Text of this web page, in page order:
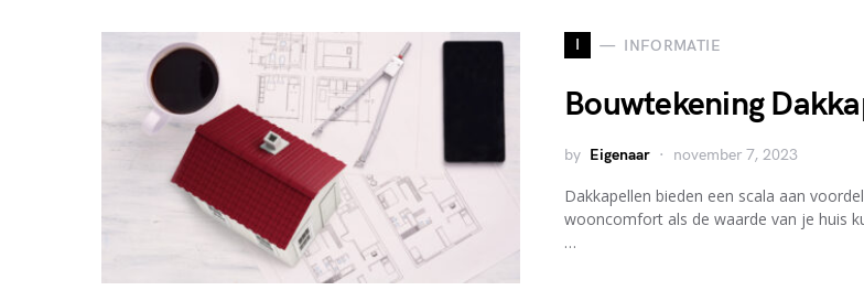
I INFORMATIE
Bouwtekening
by Eigenaar november 7, 2023
Dakkapellen bieden een scala aan
wooncomfort als de waarde van je huis
…